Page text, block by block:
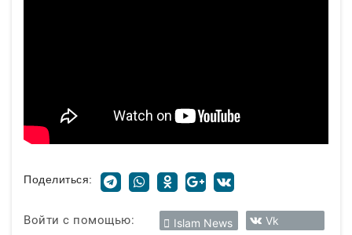
Поделиться:
Войти с помощью: Islam News Vk